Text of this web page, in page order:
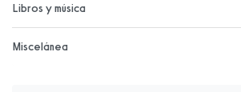
Libros y música
Miscelánea